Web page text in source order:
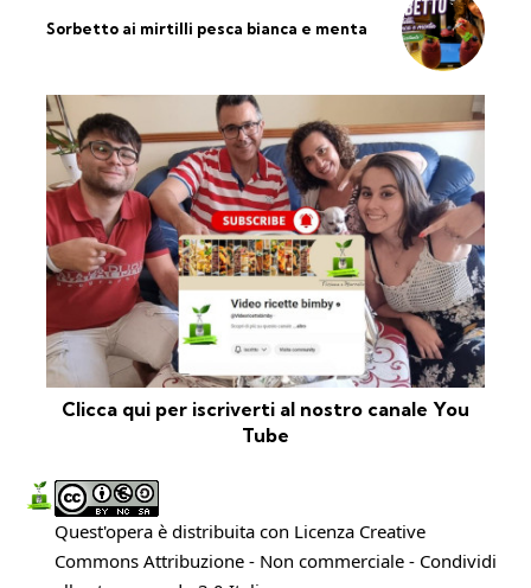
Sorbetto ai mirtilli pesca bianca e menta
Clicca qui per iscriverti al nostro canale You
Tube
Quest'opera è distribuita con Licenza Creative
Commons Attribuzione - Non commerciale - Condividi